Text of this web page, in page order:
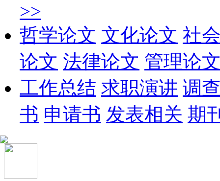
>>
哲学论文 文化论文 社
论文 法律论文 管理论
工作总结 求职演讲 调
书 申请书 发表相关 期